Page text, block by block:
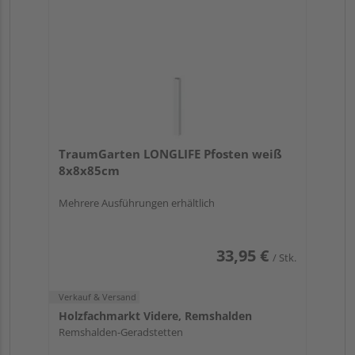
TraumGarten LONGLIFE Pfosten weiß
8x8x85cm
Mehrere Ausführungen erhältlich
33,95 € / Stk.
Verkauf & Versand
Holzfachmarkt Videre, Remshalden
Remshalden-Geradstetten